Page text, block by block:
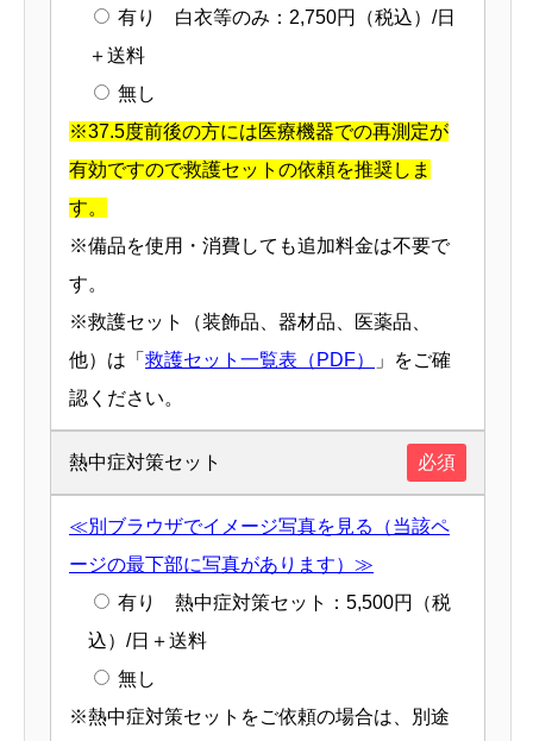
有り 白衣等のみ：2,750円（税込）/日
＋送料
無し
※37.5度前後の方には医療機器での再測定が
有効ですので救護セットの依頼を推奨しま
す。
※備品を使用・消費しても追加料金は不要で
す。
※救護セット（装飾品、器材品、医薬品、
他）は「 救護セット一覧表（PDF）
」をご確
認ください。
熱中症対策セット 必須
≪別ブラウザでイメージ写真を見る（当該ペ
ージの最下部に写真があります）≫
有り 熱中症対策セット：5,500円（税
込）/日＋送料
無し
※熱中症対策セットをご依頼の場合は、別途